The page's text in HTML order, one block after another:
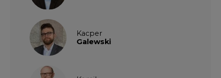
Kacper
Galewski